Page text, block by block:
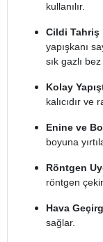
kullanılır.
Cildi Tahriş
yapışkanı
sık gazlı
Kolay
kalıcıdır ve
Enine ve
boyuna
Röntgen
röntgen
Hava
sağlar.